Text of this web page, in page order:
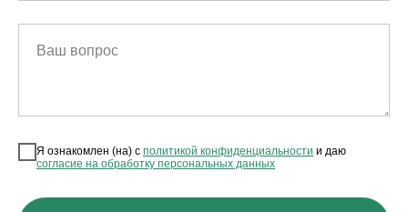
Ваш вопрос
Я ознакомлен (на) с политикой конфиденциальности и даю
согласие на обработку персональных данных